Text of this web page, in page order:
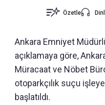
Özetle
Ankara Emniyet
açıklamaya göre,
Müracaat ve Nöbet
otoparkçılık suçu
başlatıldı.